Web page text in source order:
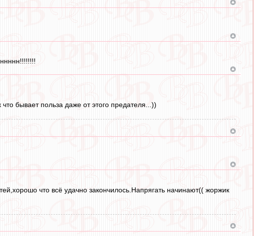
бывает польза даже от этого предателя...))
что всё удачно закончилось.Напрягать начинают(( жоржик